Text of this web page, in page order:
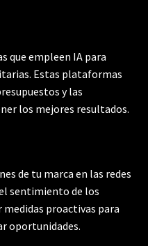
que empleen IA para
Estas plataformas
y las
los mejores resultados.
de tu marca en las redes
sentimiento de los
proactivas para
oportunidades.